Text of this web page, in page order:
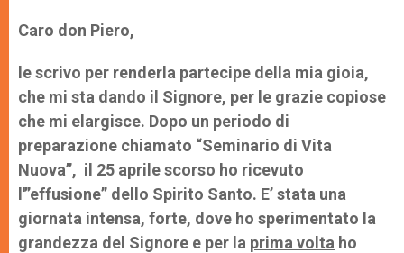
Caro don Piero,
le scrivo per renderla partecipe della mia gioia,
che mi sta dando il Signore, per le grazie copiose
che mi elargisce. Dopo un periodo di
preparazione chiamato “Seminario di Vita
Nuova”, il 25 aprile scorso ho ricevuto
l'”effusione” dello Spirito Santo. E’ stata una
giornata intensa, forte, dove ho sperimentato la
grandezza del Signore e per la prima volta ho